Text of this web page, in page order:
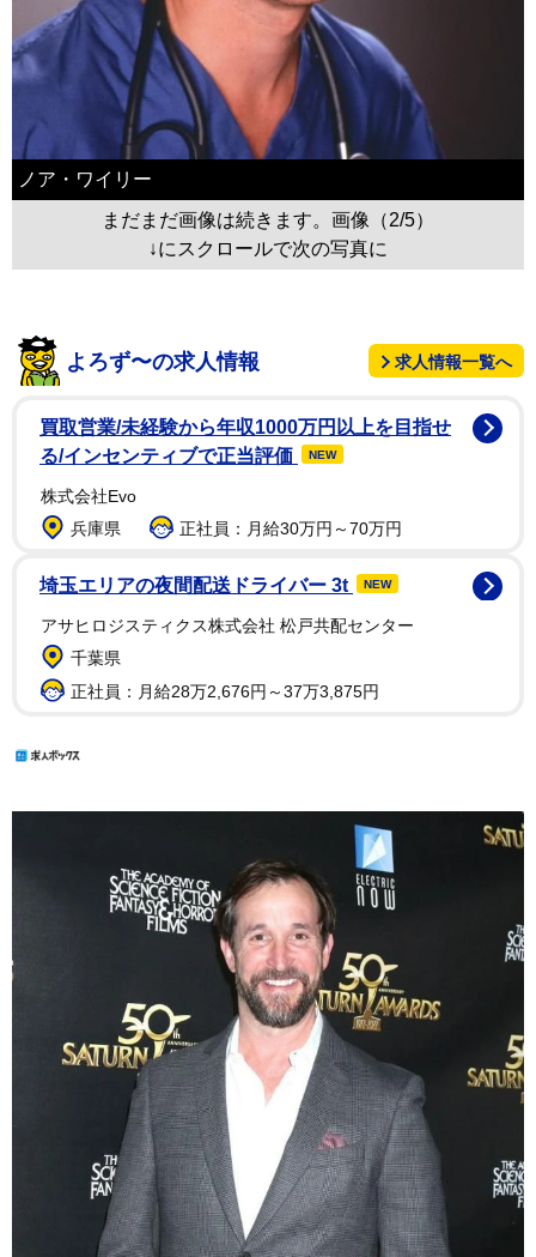
ノア・ワイリー
まだまだ画像は続きます。画像（2/5）
↓にスクロールで次の写真に
よろず〜の求人情報 求人情報一覧へ
買取営業/未経験から年収1000万円以上を目指せ
る/インセンティブで正当評価
NEW
株式会社Evo
兵庫県
正社員：月給30万円～70万円
埼玉エリアの夜間配送ドライバー 3t NEW
アサヒロジスティクス株式会社 松戸共配センター
千葉県
正社員：月給28万2,676円～37万3,875円